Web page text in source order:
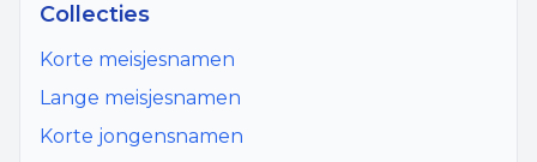
Collecties
Korte meisjesnamen
Lange meisjesnamen
Korte jongensnamen